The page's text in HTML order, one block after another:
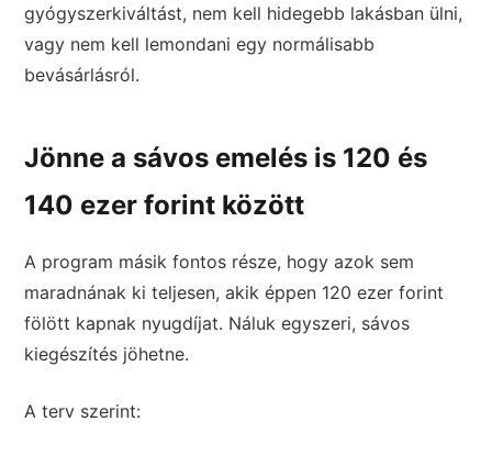
gyógyszerkiváltást, nem kell hidegebb lakásban ülni,
vagy nem kell lemondani egy normálisabb
bevásárlásról.
Jönne a sávos emelés is 120 és
140 ezer forint között
A program másik fontos része, hogy azok sem
maradnának ki teljesen, akik éppen 120 ezer forint
fölött kapnak nyugdíjat. Náluk egyszeri, sávos
kiegészítés jöhetne.
A terv szerint: